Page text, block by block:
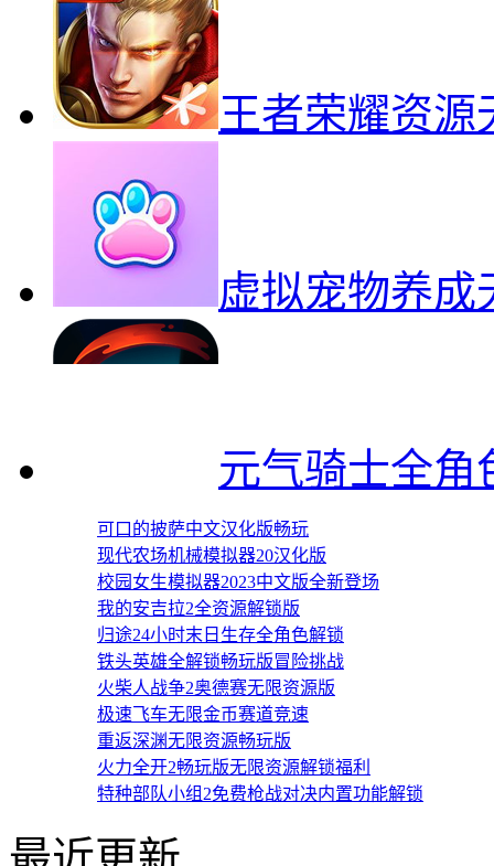
朗克历险记中
星露谷物语美化版中
虚拟宠物养成
元气骑士全角
可口的披萨中文汉化版畅玩
校园女生模拟器2023中文版全新登场